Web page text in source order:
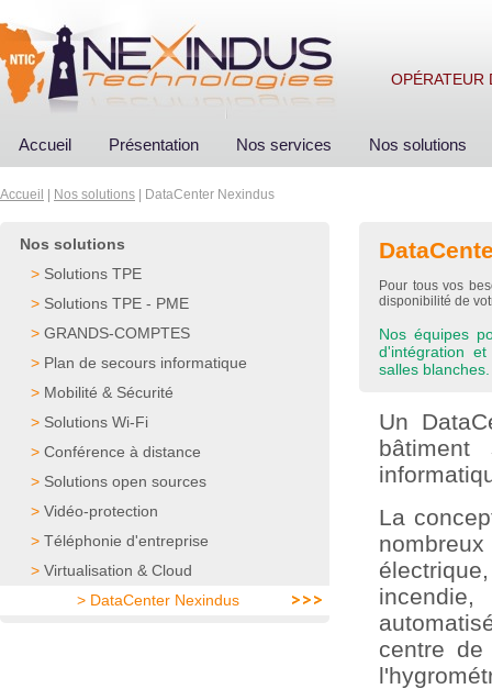
OPÉRATEUR
Accueil Présentation Nos services Nos solutions
Accueil Nos solutions | DataCenter Nexindus
Nos solutions
> Solutions TPE
> Solutions TPE - PME
> GRANDS-COMPTES
> Plan de secours informatique
> Mobilité & Sécurité
> Solutions Wi-Fi
> Conférence à distance
> Solutions open sources
> Vidéo-protection
> Téléphonie d'entreprise
> Virtualisation & Cloud
> DataCenter Nexindus
Pour tous vos
disponibilité de
Nos équipes
d'intégration
salles blanches.
Un
bâtiment
La
centre